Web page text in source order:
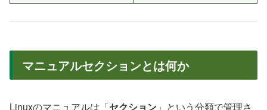
マニュアルセクションとは何か
Linuxのマニュアルは「セクション 」という分類で管理さ